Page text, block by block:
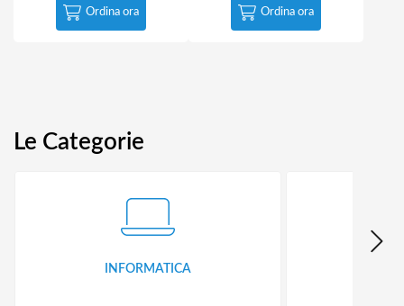
Ordina ora Ordina ora
Le Categorie
INFORMATICA